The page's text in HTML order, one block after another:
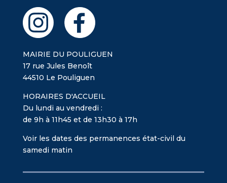
MAIRIE DU POULIGUEN
17 rue Jules Benoît
44510 Le Pouliguen
HORAIRES D'ACCUEIL
Du lundi au vendredi :
de 9h à 11h45 et de 13h30 à 17h
Voir les dates des permanences état-civil du
samedi matin